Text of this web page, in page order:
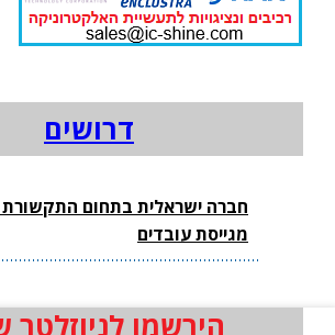
דרושים
חברה ישראלית בתחום התקשורת
מגייסת עובדים
הירשמו לניוזלטר